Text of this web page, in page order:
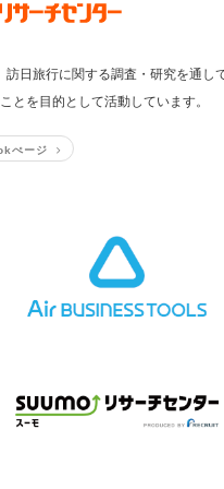
日旅行に関する調査・研究を通し
とを目的として活動しています。
ぺージ